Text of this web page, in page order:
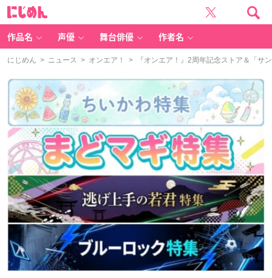
作品名 声優 舞台俳優 作者名
にじめん > ニュース > オンエア！ > 『オンエア！』2周年記念ストア＆「サ